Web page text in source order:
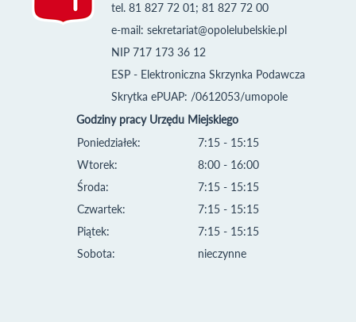
tel. 81 827 72 01; 81 827 72 00
e-mail: sekretariat@opolelubelskie.pl
NIP 717 173 36 12
ESP - Elektroniczna Skrzynka Podawcza
Skrytka ePUAP: /0612053/umopole
Godziny pracy Urzędu Miejskiego
Poniedziałek:
Wtorek:
Środa:
Czwartek:
Piątek:
Sobota:
7:15 - 15:15
8:00 - 16:00
7:15 - 15:15
7:15 - 15:15
7:15 - 15:15
nieczynne